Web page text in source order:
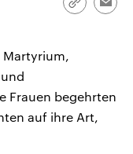
Link
Martyrium,
Frauen begehrten
auf ihre Art,